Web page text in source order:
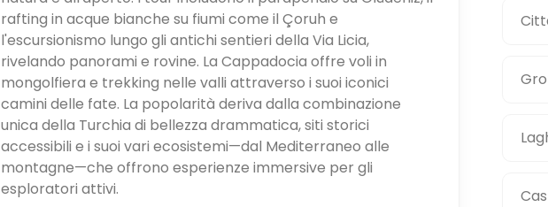
rafting in acque bianche su fiumi come il Çoruh e
l'escursionismo lungo gli antichi sentieri della Via Licia,
rivelando panorami e rovine. La Cappadocia offre voli in
mongolfiera e trekking nelle valli attraverso i suoi iconici
camini delle fate. La popolarità deriva dalla combinazione
unica della Turchia di bellezza drammatica, siti storici
accessibili e i suoi vari ecosistemi—dal Mediterraneo alle
montagne—che offrono esperienze immersive per gli
esploratori attivi.